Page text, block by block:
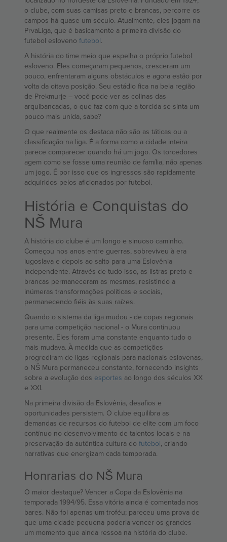
o clube, com suas camisas preto e brancas, percorre os
campos há quase um século. Atualmente, eles jogam na
PrvaLiga, que é basicamente a primeira divisão do
futebol esloveno futebol.
A história do time meio que espelha o próprio futebol
esloveno. Eles começaram pequenos, cresceram um
pouco, enfrentaram alguns obstáculos e agora estão por
volta da oitava posição. Seu estádio fica na bela região
de Prekmurje – você pode ver as colinas das
arquibancadas, o que faz com que a torcida se sinta um
pouco mais unida, sabe?
O que realmente os destaca não são as táticas ou a
classificação na liga. É a forma como a cidade inteira
parece comparecer quando há um jogo. Os torcedores
agem como se fosse uma reunião de família, não apenas
um jogo. É por isso que os ingressos são rapidamente
adquiridos pelos aficionados por futebol.
História e Conquistas do
NŠ Mura
A história do clube é um longo e sinuoso caminho.
Começou nos anos entre guerras, sobreviveu à era
iugoslava e depois ao salto para uma Eslovênia
independente. Através de tudo isso, as listras preto e
brancas permaneceram as mesmas, resistindo a
inúmeras transformações políticas e sociais,
permanecendo fiéis às suas raízes.
Quando o sistema da liga mudou - de copas regionais
para uma competição nacional - o Mura continuou
presente. Eles foram uma constante enquanto tudo o
mais mudava. À medida que as competições
progrediram de ligas regionais para nacionais eslovenas,
o NŠ Mura permaneceu constante, fornecendo insights
sobre a evolução dos esportes ao longo dos séculos XX
e XXI.
Na primeira divisão da Eslovênia, desafios e
oportunidades persistem. O clube equilibra as
demandas de recursos do futebol de elite com um foco
contínuo no desenvolvimento de talentos locais e na
preservação da autêntica cultura do futebol, criando
narrativas que energizam cada temporada.
Honrarias do NŠ Mura
O maior destaque? Vencer a Copa da Eslovênia na
temporada 1994/95. Essa vitória ainda é comentada nos
bares. Não foi apenas um troféu; pareceu uma prova de
que uma cidade pequena poderia vencer os grandes -
um momento que ainda ressoa na história do clube.